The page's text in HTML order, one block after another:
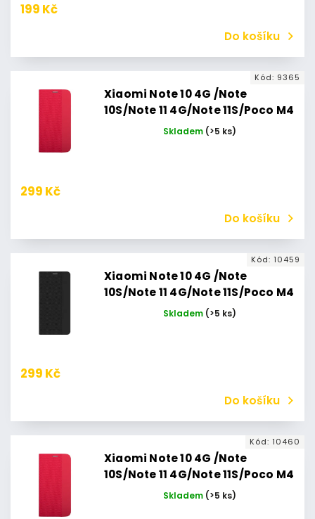
199 Kč
Do košíku
Xiaomi Note 10 4G /Note
10S/Note 11 4G/Note 11S/Poco M4
Pro 4G Pouzdro Flipbook Duet
Skladem (>5 ks)
299 Kč
Do košíku
Kód: 9365
Xiaomi Note 10 4G /Note
10S/Note 11 4G/Note 11S/Poco M4
Pro 4G Pouzdro Flipbook Duet
Skladem (>5 ks)
299 Kč
Do košíku
Kód: 10459
Xiaomi Note 10 4G /Note
10S/Note 11 4G/Note 11S/Poco M4
Pro 4G Pouzdro Flipbook Duet
Skladem (>5 ks)
Kód: 10460